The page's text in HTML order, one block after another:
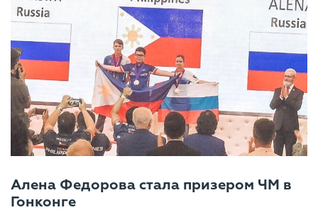
Алена Федорова стала призером ЧМ в
Гонконге